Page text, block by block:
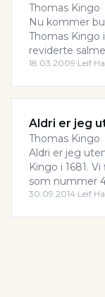
Thomas Kingo
Nu kommer
Thomas Kingo
reviderte
18.03.2009·Leif
Aldri er jeg
Thomas Kingo
Aldri er jeg
Kingo i 1681.
som nummer
30.09.2014·Leif